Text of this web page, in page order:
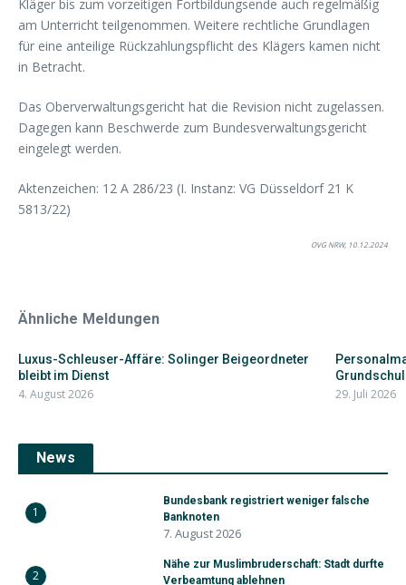
Kläger bis zum vorzeitigen Fortbildungsende auch regelmäßig
am Unterricht teilgenommen. Weitere rechtliche Grundlagen
für eine anteilige Rückzahlungspflicht des Klägers kamen nicht
in Betracht.
Das Oberverwaltungsgericht hat die Revision nicht zugelassen.
Dagegen kann Beschwerde zum Bundesverwaltungsgericht
eingelegt werden.
Aktenzeichen: 12 A 286/23 (I. Instanz: VG Düsseldorf 21 K
5813/22)
OVG NRW, 10.12.2024
Ähnliche Meldungen
Luxus-Schleuser-Affäre: Solinger Beigeordneter
bleibt im Dienst
4. August 2026 29. Juli 2026
News
1
Bundesbank registriert weniger falsche
Banknoten
7. August 2026
2
Nähe zur Muslimbruderschaft: Stadt durfte
Verbeamtung ablehnen